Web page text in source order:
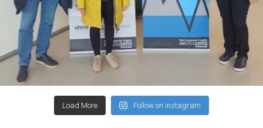
Load More Follow on Instagram